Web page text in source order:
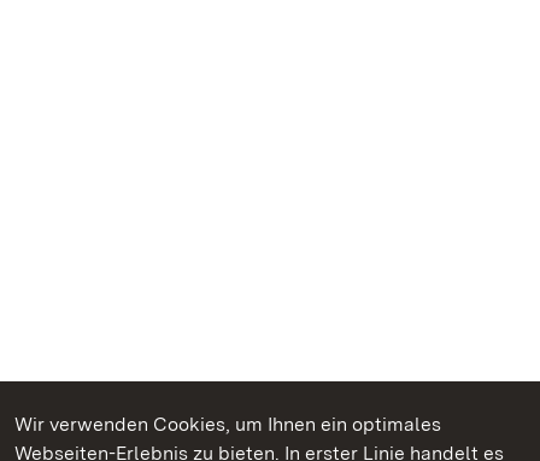
Wir verwenden Cookies, um Ihnen ein optimales
Webseiten-Erlebnis zu bieten. In erster Linie handelt es